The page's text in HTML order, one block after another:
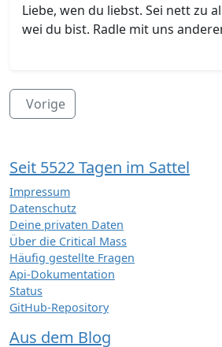
Liebe, wen du liebst. Sei nett zu
wei du bist. Radle mit uns
Vorige
Seit 5522 Tagen im Sattel
Impressum
Datenschutz
Deine privaten Daten
Über die Critical Mass
Häufig gestellte Fragen
Api-Dokumentation
Status
GitHub-Repository
Aus dem Blog